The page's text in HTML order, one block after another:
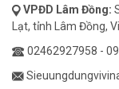
VPĐD Lâm Đồng:
Lạt, tỉnh Lâm Đồng,
02462927958 -